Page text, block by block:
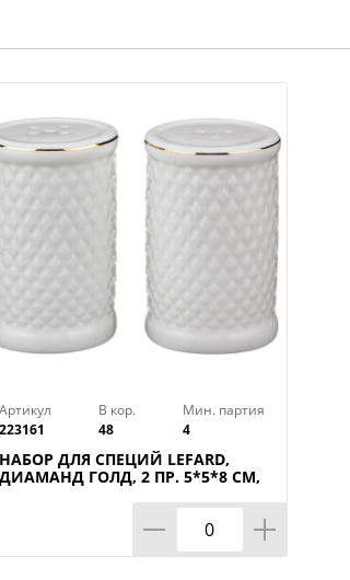
Артикул
223161
В кор.
48
Мин. партия
4
НАБОР ДЛЯ СПЕЦИЙ LEFARD,
ДИАМАНД ГОЛД, 2 ПР. 5*5*8 СМ,